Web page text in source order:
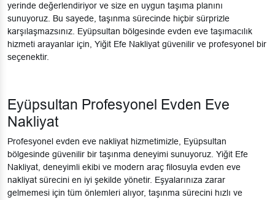
yerinde değerlendiriyor ve size en uygun taşıma planını
sunuyoruz. Bu sayede, taşınma sürecinde hiçbir sürprizle
karşılaşmazsınız. Eyüpsultan bölgesinde evden eve taşımacılık
hizmeti arayanlar için, Yiğit Efe Nakliyat güvenilir ve profesyonel bir
seçenektir.
Eyüpsultan Profesyonel Evden Eve
Nakliyat
Profesyonel evden eve nakliyat hizmetimizle, Eyüpsultan
bölgesinde güvenilir bir taşınma deneyimi sunuyoruz. Yiğit Efe
Nakliyat, deneyimli ekibi ve modern araç filosuyla evden eve
nakliyat sürecini en iyi şekilde yönetir. Eşyalarınıza zarar
gelmemesi için tüm önlemleri alıyor, taşınma sürecini hızlı ve